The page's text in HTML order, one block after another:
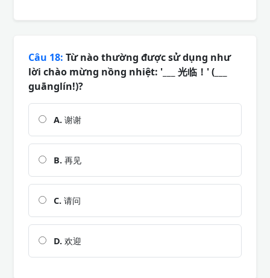
Câu 18: Từ nào thường được sử dụng như
lời chào mừng nồng nhiệt: '___ 光临！' (___
guānglín!)?
A. 谢谢
B. 再见
C. 请问
D. 欢迎